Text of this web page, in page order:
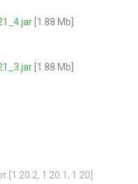
[1.88 Mb]
[1.88 Mb]
[1.20.2, 1.20.1, 1.20]